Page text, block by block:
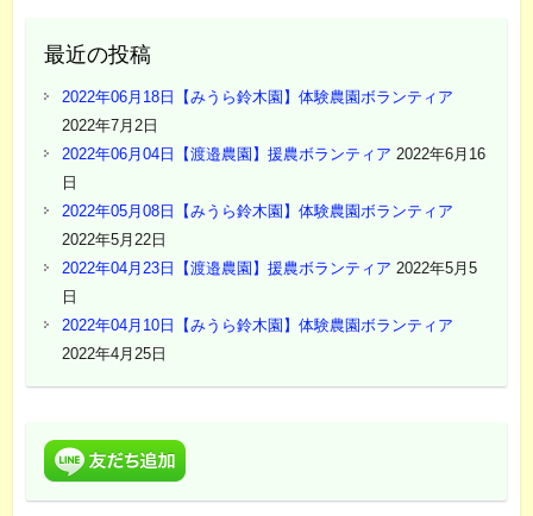
最近の投稿
2022年06月18日【みうら鈴木園】体験農園ボランティア
2022年7月2日
2022年06月04日【渡邉農園】援農ボランティア 2022年6月16
日
2022年05月08日【みうら鈴木園】体験農園ボランティア
2022年5月22日
2022年04月23日【渡邉農園】援農ボランティア 2022年5月5
日
2022年04月10日【みうら鈴木園】体験農園ボランティア
2022年4月25日